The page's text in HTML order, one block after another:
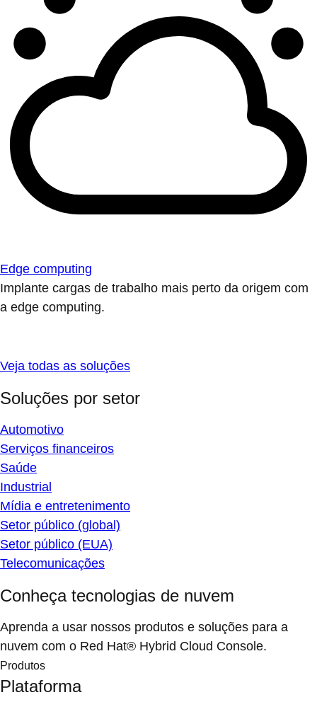
Edge computing
Implante cargas de trabalho mais perto da origem com
a edge computing.
Veja todas as soluções
Soluções por setor
Automotivo
Serviços financeiros
Saúde
Industrial
Mídia e entretenimento
Setor público (global)
Setor público (EUA)
Telecomunicações
Conheça tecnologias de nuvem
Aprenda a usar nossos produtos e soluções para a
nuvem com o Red Hat® Hybrid Cloud Console.
Produtos
Plataforma